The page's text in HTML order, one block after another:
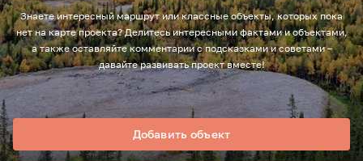
Знаете интересный маршрут или классные объекты, которых пока
нет на карте проекта? Делитесь интересными фактами и объектами,
а также оставляйте комментарии с подсказками и советами –
давайте развивать проект вместе!
Добавить объект